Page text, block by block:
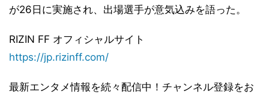
が26日に実施され、出場選手が意気込みを語った。
RIZIN FF オフィシャルサイト
https://jp.rizinff.com/
最新エンタメ情報を続々配信中！チャンネル登録をお